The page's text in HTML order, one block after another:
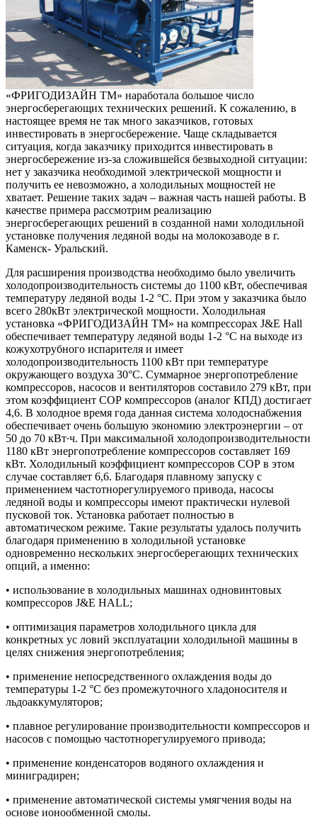
«ФРИГОДИЗАЙН ТМ» наработала большое число
энергосберегающих технических решений. К сожалению, в
настоящее время не так много заказчиков, готовых
инвестировать в энергосбережение. Чаще складывается
ситуация, когда заказчику приходится инвестировать в
энергосбережение из-за сложившейся безвыходной ситуации:
нет у заказчика необходимой электрической мощности и
получить ее невозможно, а холодильных мощностей не
хватает. Решение таких задач – важная часть нашей работы. В
качестве примера рассмотрим реализацию
энергосберегающих решений в созданной нами холодильной
установке получения ледяной воды на молокозаводе в г.
Каменск- Уральский.
Для расширения производства необходимо было увеличить
холодопроизводительность системы до 1100 кВт, обеспечивая
температуру ледяной воды 1-2 °С. При этом у заказчика было
всего 280кВт электрической мощности. Холодильная
установка «ФРИГОДИЗАЙН ТМ» на компрессорах J&E Hall
обеспечивает температуру ледяной воды 1-2 °С на выходе из
кожухотрубного испарителя и имеет
холодопроизводительность 1100 кВт при температуре
окружающего воздуха 30°С. Cуммарное энергопотребление
компрессоров, насосов и вентиляторов составило 279 кВт, при
этом коэффициент СОР компрессоров (аналог КПД) достигает
4,6. В холодное время года данная система холодоснабжения
обеспечивает очень большую экономию электроэнергии – от
50 до 70 кВт∙ч. При максимальной холодопроизводительности
1180 кВт энергопотребление компрессоров составляет 169
кВт. Холодильный коэффициент компрессоров СОР в этом
случае составляет 6,6. Благодаря плавному запуску с
применением частотнорегулируемого привода, насосы
ледяной воды и компрессоры имеют практически нулевой
пусковой ток. Установка работает полностью в
автоматическом режиме. Такие результаты удалось получить
благодаря применению в холодильной установке
одновременно нескольких энергосберегающих технических
опций, а именно:
• использование в холодильных машинах одновинтовых
компрессоров J&E HALL;
• оптимизация параметров холодильного цикла для
конкретных ус ловий эксплуатации холодильной машины в
целях снижения энергопотребления;
• применение непосредственного охлаждения воды до
температуры 1-2 °С без промежуточного хладоносителя и
льдоаккумуляторов;
• плавное регулирование производительности компрессоров и
насосов с помощью частотнорегулируемого привода;
• применение конденсаторов водяного охлаждения и
миниградирен;
• применение автоматической системы умягчения воды на
основе ионообменной смолы.